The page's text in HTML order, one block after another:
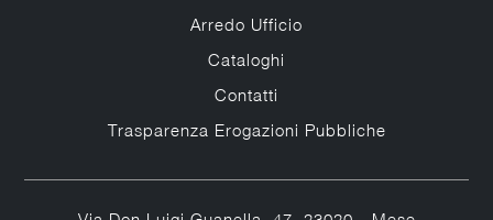
Arredo Ufficio
Cataloghi
Contatti
Trasparenza Erogazioni Pubbliche